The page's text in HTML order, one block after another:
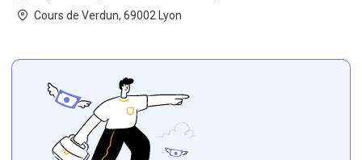
Cours de Verdun, 69002 Lyon